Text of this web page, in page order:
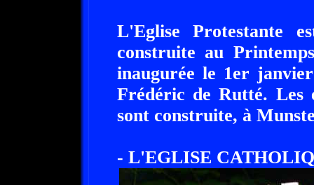
L'Eglise Protestante
construite au
inaugurée le 1er
Frédéric de Rutté. Les
sont construite, à
- L'EGLISE